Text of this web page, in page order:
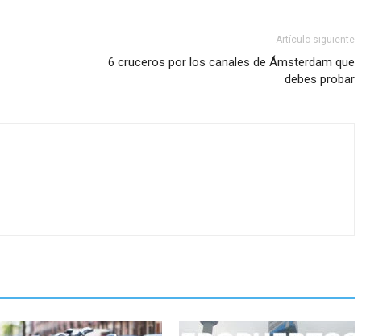
Artículo siguiente
6 cruceros por los canales de Ámsterdam que
debes probar